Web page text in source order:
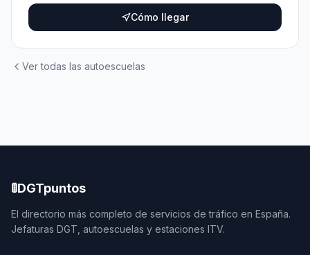
Cómo llegar
Ver todas las autoescuelas
🚦DGTpuntos
El directorio más completo de servicios de tráfico en España.
Jefaturas DGT, autoescuelas y estaciones ITV.